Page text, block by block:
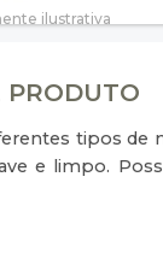
PRODUTO
tipos de
e limpo.